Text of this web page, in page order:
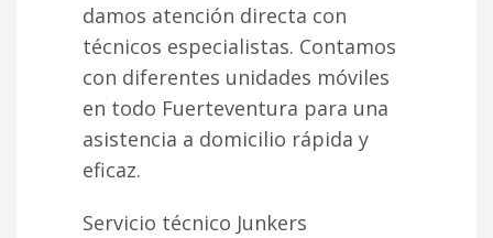
damos atención directa con
técnicos especialistas. Contamos
con diferentes unidades móviles
en todo Fuerteventura para una
asistencia a domicilio rápida y
eficaz.
Servicio técnico Junkers